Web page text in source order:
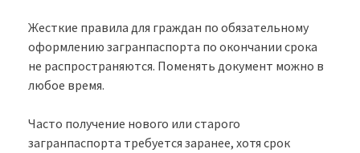
Жесткие правила для граждан по обязательному
оформлению загранпаспорта по окончании срока
не распространяются. Поменять документ можно в
любое время.
Часто получение нового или старого
загранпаспорта требуется заранее, хотя срок